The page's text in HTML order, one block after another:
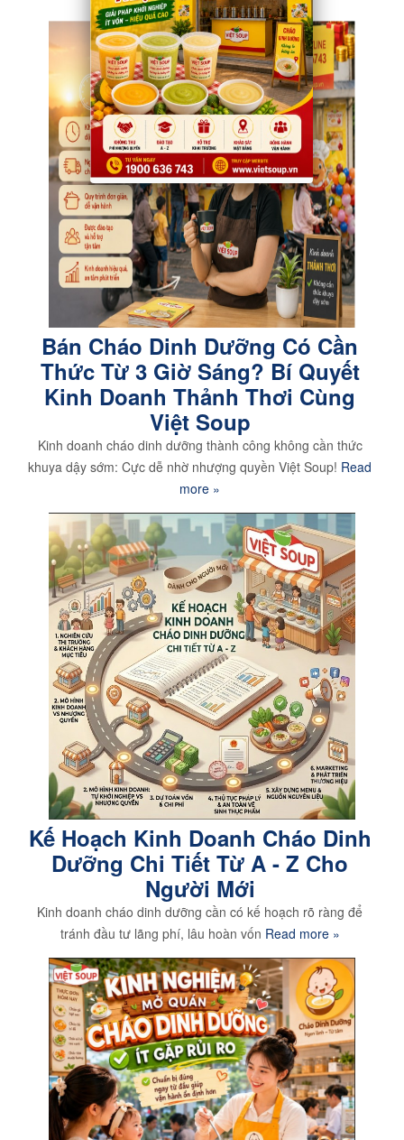
Bán Cháo Dinh Dưỡng Có Cần
Thức Từ 3 Giờ Sáng? Bí Quyết
Kinh Doanh Thảnh Thơi Cùng
Việt Soup
Kinh doanh cháo dinh dưỡng thành công không cần thức
khuya dậy sớm: Cực dễ nhờ nhượng quyền Việt Soup! Read
more »
Kế Hoạch Kinh Doanh Cháo Dinh
Dưỡng Chi Tiết Từ A - Z Cho
Người Mới
Kinh doanh cháo dinh dưỡng cần có kế hoạch rõ ràng để
tránh đầu tư lãng phí, lâu hoàn vốn Read more »